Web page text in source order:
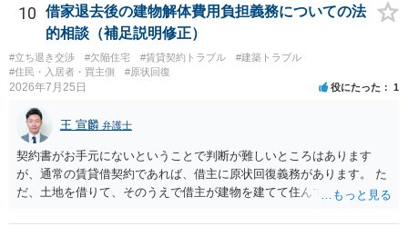
せんので、更新拒絶を拒否される方向性でよろしいかと存じます。 そ
の交渉の中で、一定の金銭をもらえれば退去には応じる旨交渉をして
みるのはいかがでしょうか。 過去に賃借人の許可なく無断で賃貸人が
入室する行為自体は不法行為となり、また刑事的にも住居侵入罪が成
立する可能性がありますので、これを理由に一定の金銭賠償を求める
10
借家退去後の建物解体費用負担義務についての法
的相談（補足説明修正）
#立ち退き交渉 #欠陥住宅 #賃貸契約トラブル
#建築トラブル
#住民・入居者・買主側
#原状回復
2026年7月25日 役にたった 1
王 宣麟 弁護士
契約書がお手元にないということで判断が難しいところはあります
が、通常の賃貸借契約であれば、借主に原状回復義務があります。 た
だ、土地を借りて、そのうえで借主が建物を建てて住んでいたケース
であれば、建物を収去して土地を明渡す義務は原則生じないはずで